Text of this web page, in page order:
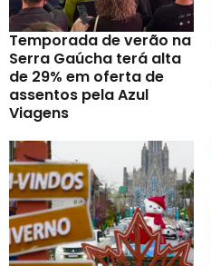
Temporada de verão na
Serra Gaúcha terá alta
de 29% em oferta de
assentos pela Azul
Viagens